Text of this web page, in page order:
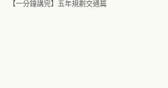
【一分鐘講完】五年規劃交通篇